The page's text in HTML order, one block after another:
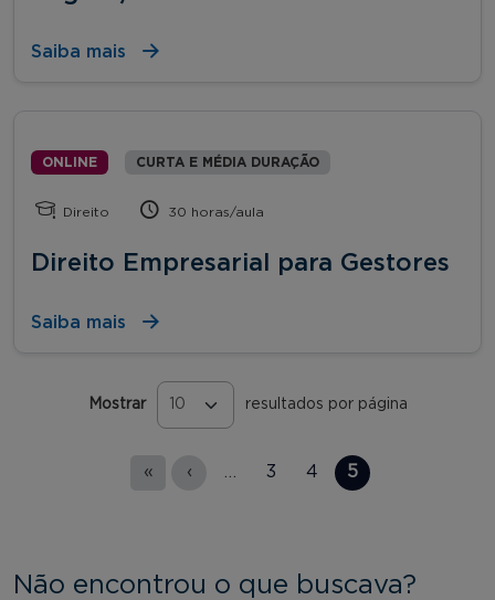
Saiba mais
ONLINE CURTA E MÉDIA DURAÇÃO
Direito 30 horas/aula
Direito Empresarial para Gestores
Saiba mais
Mostrar resultados por página
« ‹ 3 4 5
Não encontrou o que buscava?